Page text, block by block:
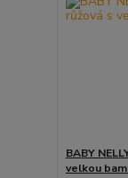
BABY
velkou